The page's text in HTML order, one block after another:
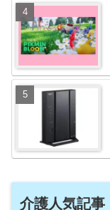
介護人気記事